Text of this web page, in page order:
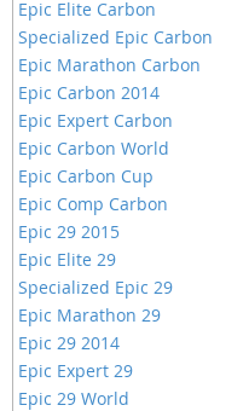
Epic Elite Carbon
Specialized Epic Carbon
Epic Marathon Carbon
Epic Carbon 2014
Epic Expert Carbon
Epic Carbon World
Epic Carbon Cup
Epic Comp Carbon
Epic 29 2015
Epic Elite 29
Specialized Epic 29
Epic Marathon 29
Epic 29 2014
Epic Expert 29
Epic 29 World